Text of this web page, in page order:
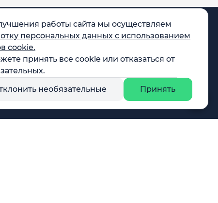
работы сайта мы осуществляем
персональных данных с использованием
cookie.
принять все cookie или отказаться от
необязательные
Принять